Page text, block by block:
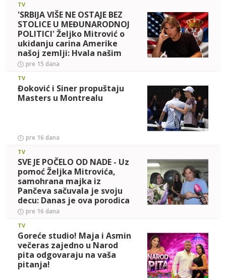
TV
'SRBIJA VIŠE NE OSTAJE BEZ
STOLICE U MEĐUNARODNOJ
POLITICI' Željko Mitrović o
ukidanju carina Amerike
našoj zemlji: Hvala našim
prijateljima, lično sa
pre 15 dana
TV
Đoković i Siner propuštaju
Masters u Montrealu
pre 16 dana
TV
SVE JE POČELO OD NADE - Uz
pomoć Željka Mitrovića,
samohrana majka iz
Pančeva sačuvala je svoju
decu: Danas je ova porodica
dokaz da vlasnik Pinka ne
pre 16 dana
TV
Goreće studio! Maja i Asmin
večeras zajedno u Narod
pita odgovaraju na vaša
pitanja!